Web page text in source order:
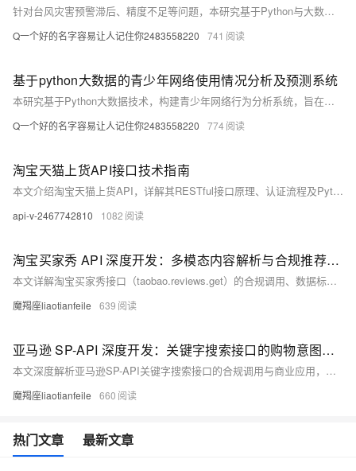
针对台风灾害预警滞后、精度不足等问题，本研究基于Python与大数据技术，构建多源数据融合的台风预测系统。利用机器学习提升路径与强度预测准确率，结合Django框架实现动态可视化与实时预警，为防灾决策提供科学支持，显著提高应急响应效率，具有重要社会经济价值。
Q一个好的名字容易让人记住你2483558220 741
基于python大数据的青少年网络使用情况分析及预测系统
本研究基于Python大数据技术，构建青少年网络行为分析系统，旨在破解现有防沉迷模式下用户画像模糊、预警滞后等难题。通过整合多平台亿级数据，运用机器学习实现精准行为预测与实时干预，推动数字治理向“数据驱动”转型，为家庭、学校及政府提供科学决策支持，助力青少年健康上网。
Q一个好的名字容易让人记住你2483558220 774
淘宝天猫上货API接口技术指南
本文介绍淘宝天猫上货API，详解其RESTful接口原理、认证流程及Python调用示例。涵盖商品添加、签名生成、响应处理，并提供代码实现与最佳实践，助力开发者高效实现自动化批量上架。
api-v-2467742810 1082
淘宝买家秀 API 深度开发：多模态内容解析与合规推荐技术拆解
本文详解淘宝买家秀接口（taobao.reviews.get）的合规调用、数据标准化与智能推荐全链路方案。涵盖权限申请、多模态数据清洗、情感分析、混合推荐模型及缓存优化，助力开发者提升审核效率60%、商品转化率增长28%，实现UGC数据高效变现。
魔羯座liaotianfeile 639
亚马逊 SP-API 深度开发：关键字搜索接口的购物意图挖掘与合规竞品分析
本文深度解析亚马逊SP-API关键字搜索接口的合规调用与商业应用，涵盖意图识别、竞品分析、性能优化全链路。通过COSMO算法解析用户购物意图，结合合规技术方案提升关键词转化率，助力卖家实现数据驱动决策，安全高效优化运营。
魔羯座liaotianfeile 660
热门文章 最新文章